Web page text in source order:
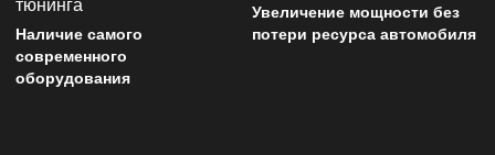
Наличие самого
современного
оборудования
Увеличение мощности без
потери ресурса автомобиля